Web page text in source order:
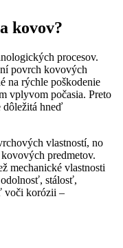
kovov?
procesov.
povrch kovových
na rýchle poškodenie
vplyvom počasia. Preto
dôležitá hneď
vlastností, no
predmetov.
mechanické vlastnosti
stálosť,
voči korózii –